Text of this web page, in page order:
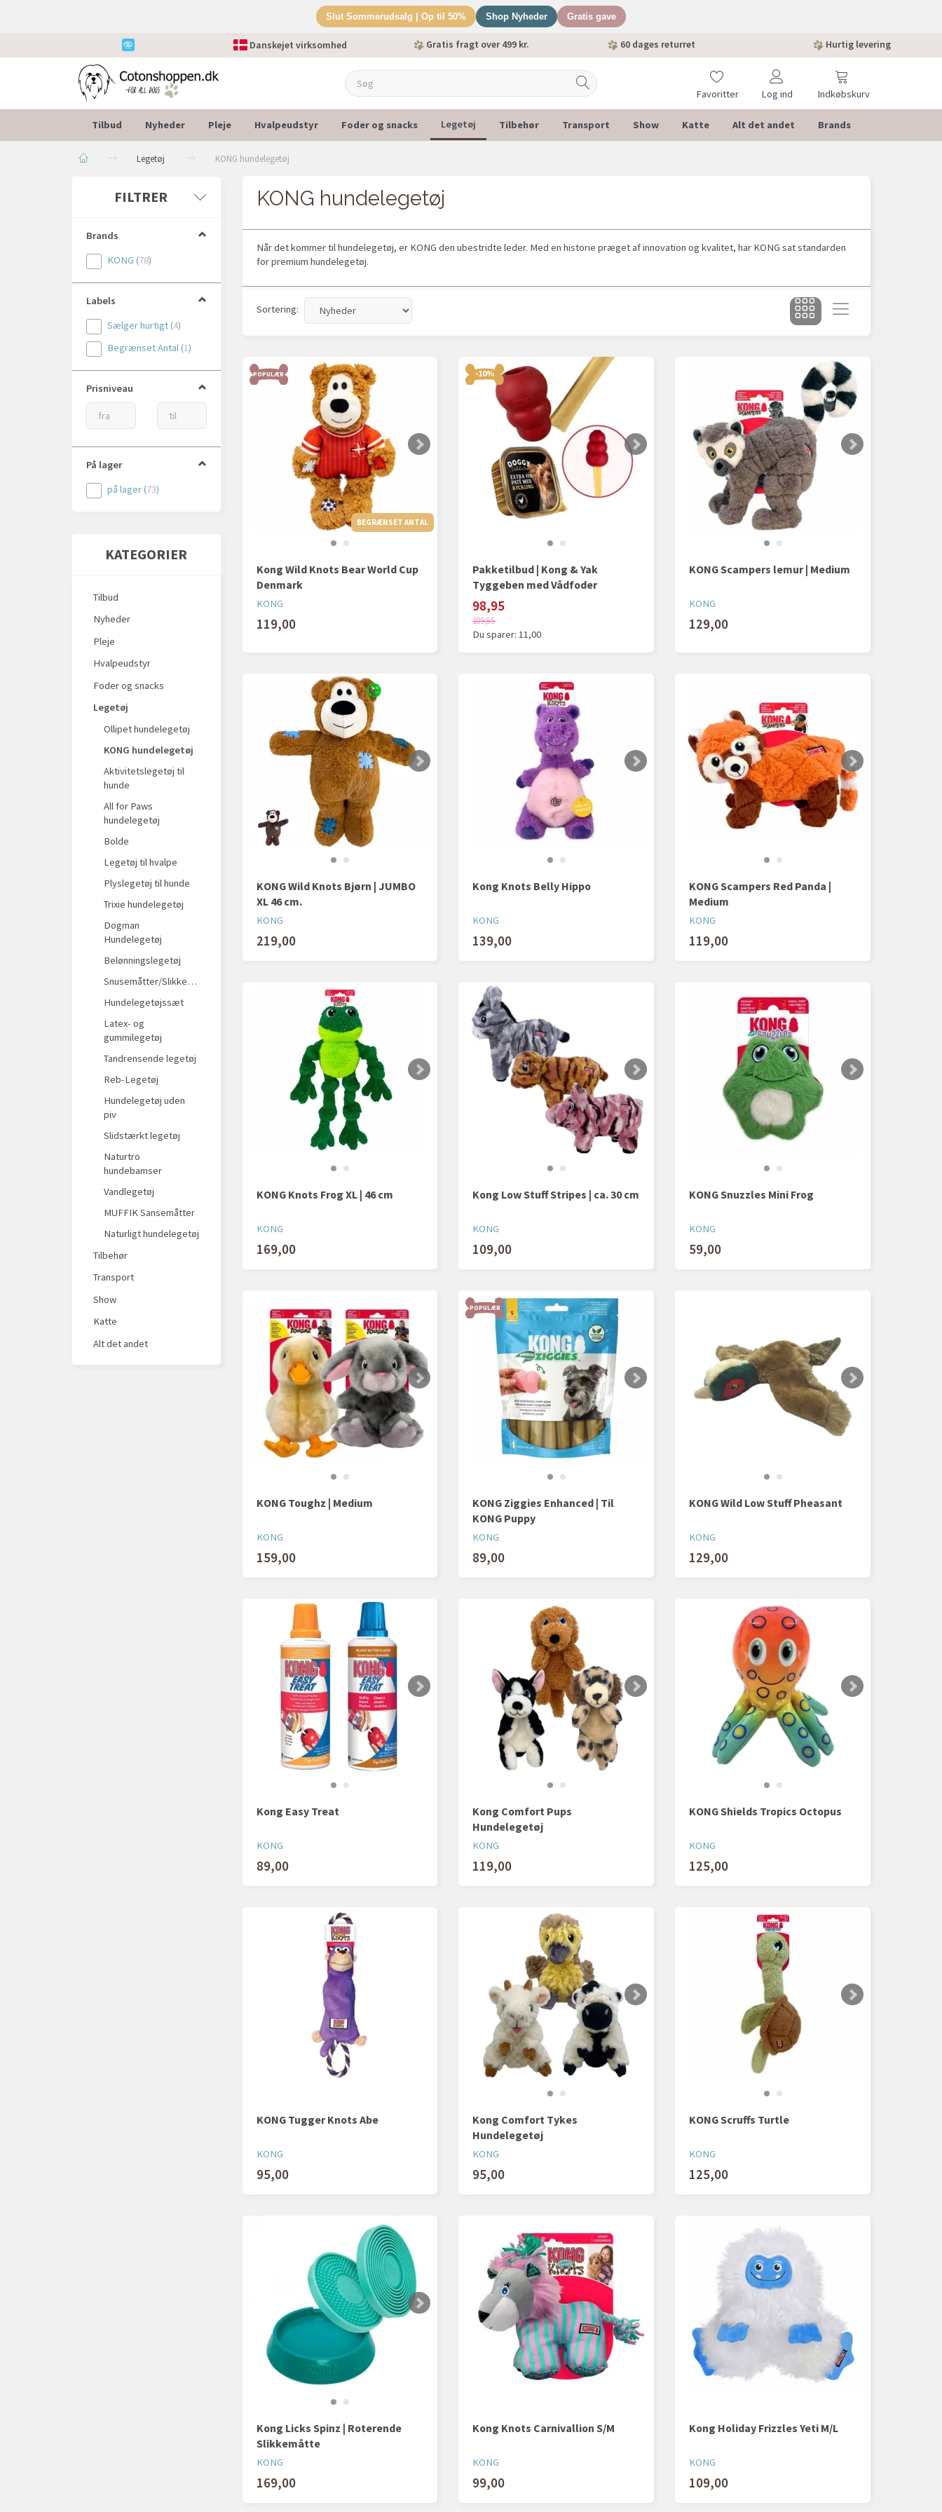
Slut Sommerudsalg | Op til 50% Shop Nyheder Gratis gave
Danskejet virksomhed Gratis fragt over 499 kr. 60 dages returret Hurtig levering
Indkøbskurv
Favoritter Log ind
Tilbud Nyheder Pleje Hvalpeudstyr Foder og snacks Legetøj Tilbehør Transport Show Katte Alt det andet Brands
Legetøj KONG hundelegetøj
FILTRER
Brands
KONG (78)
Labels
Sælger hurtigt(4)
Begrænset Antal(1)
Prisniveau
På lager
på lager(73)
KATEGORIER
Tilbud
Nyheder
Pleje
Hvalpeudstyr
Foder og snacks
Legetøj
Ollipet hundelegetøj
KONG hundelegetøj
Aktivitetslegetøj til
hunde
All for Paws
hundelegetøj
Bolde
Legetøj til hvalpe
Plyslegetøj til hunde
Trixie hundelegetøj
Dogman
Hundelegetøj
Belønningslegetøj
Snusemåtter/Slikkeplader
Hundelegetøjssæt
Latex- og
gummilegetøj
Tandrensende legetøj
Reb-Legetøj
Hundelegetøj uden
piv
Slidstærkt legetøj
Naturtro
hundebamser
Vandlegetøj
MUFFIK Sansemåtter
Naturligt hundelegetøj
Tilbehør
Transport
Show
Katte
Alt det andet
KONG hundelegetøj
Når det kommer til hundelegetøj, er KONG den ubestridte leder. Med en historie præget af innovation og kvalitet, har KONG sat standarden
for premium hundelegetøj.
Sortering:
POPULÆR
BEGRÆNSET ANTAL
Kong Wild Knots Bear World Cup
Denmark
KONG
119,00
-10%
Pakketilbud | Kong & Yak
Tyggeben med Vådfoder
98,95
109,95
Du sparer:11,00
KONG Scampers lemur | Medium
KONG
129,00
KONG Wild Knots Bjørn | JUMBO
XL 46 cm.
KONG
219,00
Kong Knots Belly Hippo
KONG
139,00
KONG Scampers Red Panda |
Medium
KONG
119,00
KONG Knots Frog XL | 46 cm
KONG
169,00
Kong Low Stuff Stripes | ca. 30 cm
KONG
109,00
KONG Snuzzles Mini Frog
KONG
59,00
KONG Toughz | Medium
KONG
159,00
POPULÆR
KONG Ziggies Enhanced | Til
KONG Puppy
KONG
89,00
KONG Wild Low Stuff Pheasant
KONG
129,00
Kong Easy Treat
KONG
89,00
Kong Comfort Pups
Hundelegetøj
KONG
119,00
KONG Shields Tropics Octopus
KONG
125,00
KONG Tugger Knots Abe
KONG
95,00
Kong Comfort Tykes
Hundelegetøj
KONG
95,00
KONG Scruffs Turtle
KONG
125,00
Kong Licks Spinz | Roterende
Slikkemåtte
KONG
169,00
Kong Knots Carnivallion S/M
KONG
99,00
Kong Holiday Frizzles Yeti M/L
KONG
109,00